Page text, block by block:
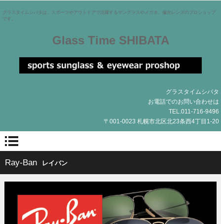
グラスタイムシバタは、スポーツやアウトドアで活躍するサングラスやメガネ、偏光レンズのプロショップ
です。
Glass Time SHIBATA
グラスタイムシバタ
お電話でのお問い合わせは
TEL.011-716-9496
〒001-0023 札幌市北区北23条西4丁目1-20
Ray-Ban レイバン